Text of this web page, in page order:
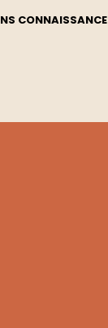
CONNAISSANCE